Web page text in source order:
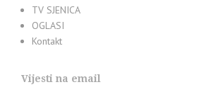
TV SJENICA
OGLASI
Kontakt
Vijesti na email